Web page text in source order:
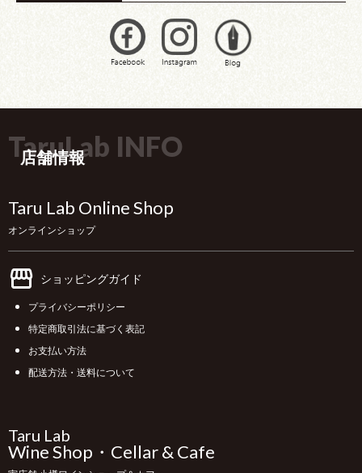
TaruLab INFO
店舗情報
Taru Lab Online Shop
オンラインショップ
ショッピングガイド
プライバシーポリシー
特定商取引法に基づく表記
お支払い方法
配送方法・送料について
Taru Lab
Wine Shop・Cellar & Cafe